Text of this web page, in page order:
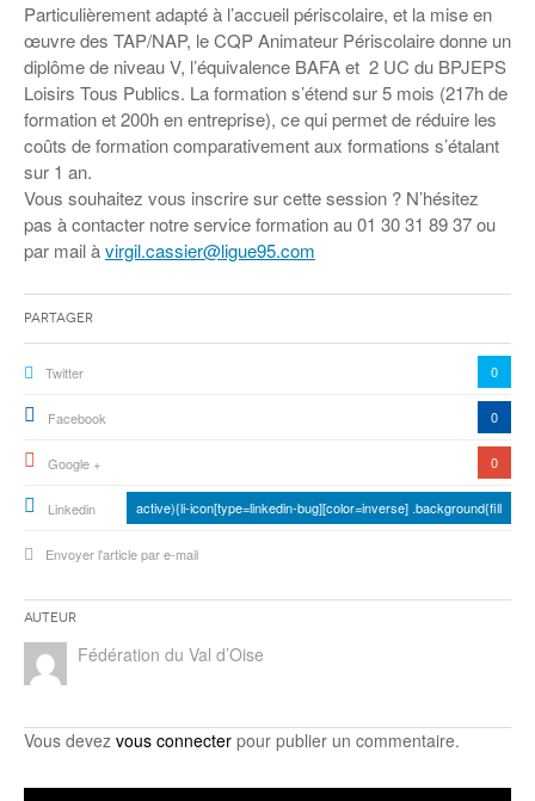
Particulièrement adapté à l’accueil périscolaire, et la mise en
œuvre des TAP/NAP, le CQP Animateur Périscolaire donne un
diplôme de niveau V, l’équivalence BAFA et 2 UC du BPJEPS
Loisirs Tous Publics. La formation s’étend sur 5 mois (217h de
formation et 200h en entreprise), ce qui permet de réduire les
coûts de formation comparativement aux formations s’étalant
sur 1 an.
Vous souhaitez vous inscrire sur cette session ? N’hésitez
pas à contacter notre service formation au 01 30 31 89 37 ou
par mail àvirgil.cassier@ligue95.com
Partager
Twitter 0
Facebook 0
Google + 0
Linkedin active){li-icon[type=linkedin-bug][color=inverse] .background{fill
Envoyer l'article par e-mail
Auteur
Fédération du Val d’Oise
Vous devez vous connecter pour publier un commentaire.